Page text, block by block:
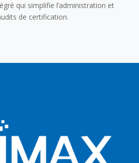
qui simplifie l’administration et
de certification.